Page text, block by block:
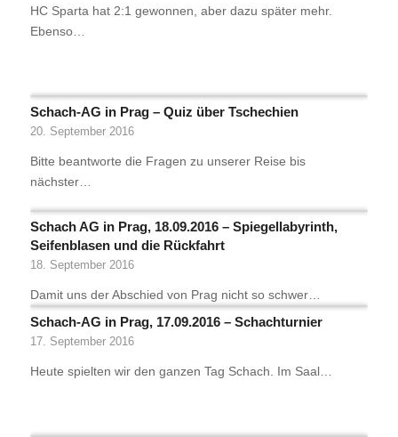
HC Sparta hat 2:1 gewonnen, aber dazu später mehr.
Ebenso…
Schach-AG in Prag – Quiz über Tschechien
20. September 2016
Bitte beantworte die Fragen zu unserer Reise bis
nächster…
Schach AG in Prag, 18.09.2016 – Spiegellabyrinth,
Seifenblasen und die Rückfahrt
18. September 2016
Damit uns der Abschied von Prag nicht so schwer…
Schach-AG in Prag, 17.09.2016 – Schachturnier
17. September 2016
Heute spielten wir den ganzen Tag Schach. Im Saal…